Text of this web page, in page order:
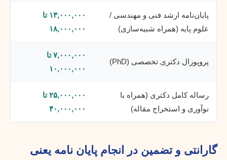
پایان‌نامه ارشد فنی و مهندسی /
علوم پایه (همراه شبیه‌سازی)
۱۳,۰۰۰,۰۰۰ تا
۱۸,۰۰۰,۰۰۰
پروپوزال دکتری تخصصی (PhD)
۷,۰۰۰,۰۰۰ تا
۱۰,۰۰۰,۰۰۰
رساله کامل دکتری (همراه با
نوآوری و استخراج مقاله)
۲۵,۰۰۰,۰۰۰ تا
۴۰,۰۰۰,۰۰۰
گارانتی و تضمین در انجام پایان نامه یعنی